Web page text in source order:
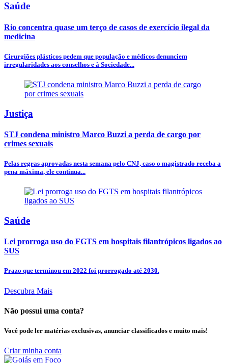
Saúde
Rio concentra quase um terço de casos de exercício ilegal da
medicina
Cirurgiões plásticos pedem que população e médicos denunciem
irregularidades aos conselhos e à Sociedade...
Justiça
STJ condena ministro Marco Buzzi a perda de cargo por
crimes sexuais
Pelas regras aprovadas nesta semana pelo CNJ, caso o magistrado receba a
pena máxima, ele continua...
Saúde
Lei prorroga uso do FGTS em hospitais filantrópicos ligados ao
SUS
Prazo que terminou em 2022 foi prorrogado até 2030.
Descubra Mais
Não possui uma conta?
Você pode ler matérias exclusivas, anunciar classificados e muito mais!
Criar minha conta